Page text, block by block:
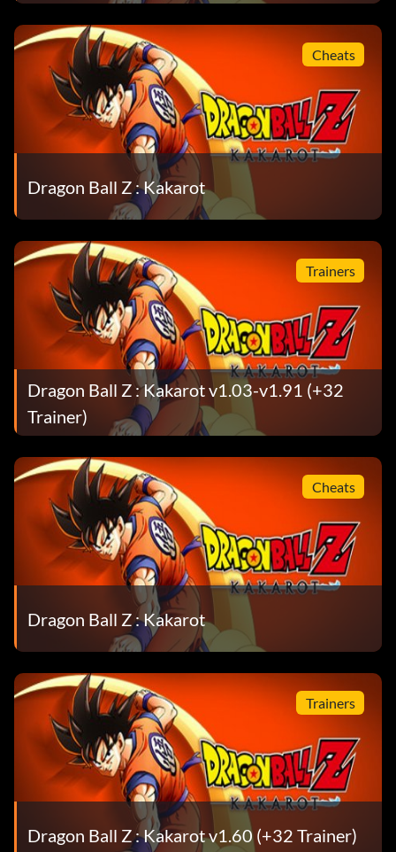
Cheats
Dragon Ball Z : Kakarot
Trainers
Dragon Ball Z : Kakarot v1.03-v1.91 (+32
Trainer)
Cheats
Dragon Ball Z : Kakarot
Trainers
Dragon Ball Z : Kakarot v1.60 (+32 Trainer)